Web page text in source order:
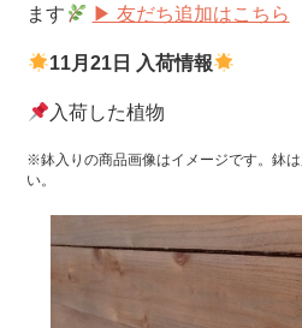
ます
▶ 友だち追加はこちら
11月21日 入荷情報
入荷した植物
※鉢入りの商品画像はイメージです。鉢
い。